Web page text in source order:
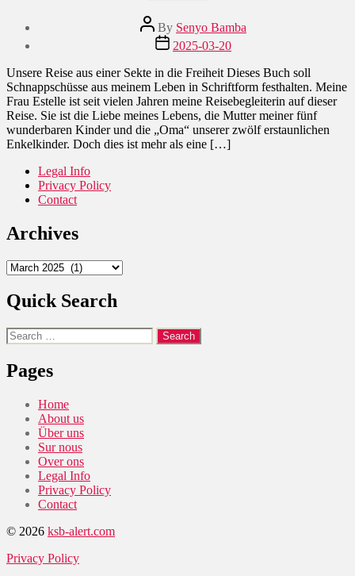
Post
author
By Senyo Bamba
Post
date
2025-03-20
Unsere Reise aus einer Sekte in die Freiheit Dieses Buch soll
Schnappschüsse aus meinem Leben in Schriftform festhalten. Meine
Frau Estelle ist seit vielen Jahren meine Reisebegleiterin auf dieser
Reise. Sie ist die Liebe meines Lebens, die Mutter meiner fünf
wunderbaren Kinder und die „Oma“ unserer zwölf erstaunlichen
Enkelkinder. Doch dies ist mehr als eine […]
Legal Info
Privacy Policy
Contact
Archives
Archives
Quick Search
Search
for:
Pages
Home
About us
Über uns
Sur nous
Over ons
Legal Info
Privacy Policy
Contact
© 2026 ksb-alert.com
Privacy Policy